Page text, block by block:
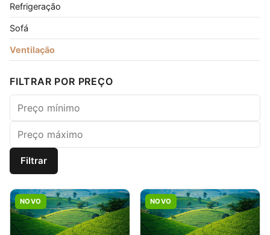
Refrigeração
Sofá
Ventilação
FILTRAR POR PREÇO
Preço mínimo
Preço máximo
Filtrar
NOVO NOVO